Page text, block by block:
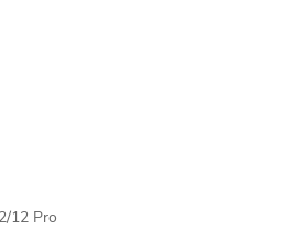
12 Pro